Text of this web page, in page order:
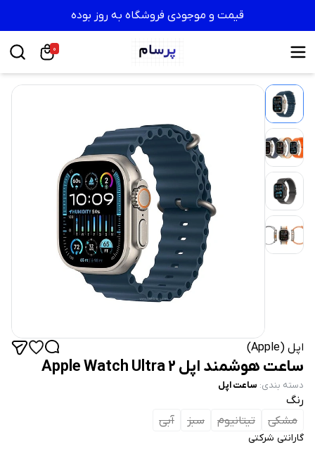
قیمت و موجودی فروشگاه به روز بوده
0
اپل (Apple)
ساعت هوشمند اپل Apple Watch Ultra 2
دسته بندی: ساعت اپل
رنگ
مشکی
تیتانیوم سبز آبی
گارانتی شرکتی